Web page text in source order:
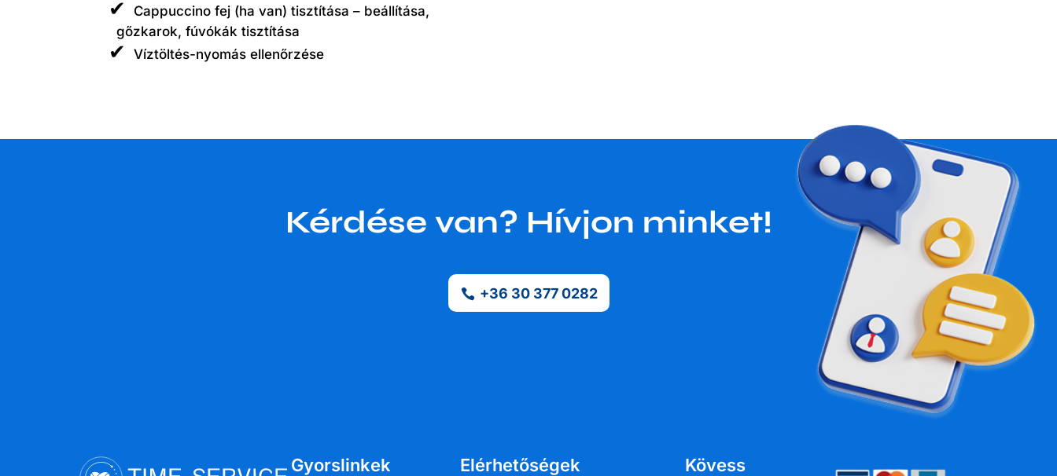
Cappuccino fej (ha van) tisztítása – beállítása,
gőzkarok, fúvókák tisztítása
Víztöltés-nyomás ellenőrzése
Kérdése van? Hívjon minket!
+36 30 377 0282
Gyorslinkek Elérhetőségek
Kövess